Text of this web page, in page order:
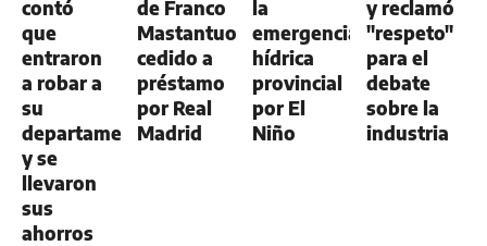
contó
que
entraron
a robar a
su
departamento
y se
llevaron
sus
ahorros
de Franco
Mastantuono,
cedido a
préstamo
por Real
Madrid
la
emergencia
hídrica
provincial
por El
Niño
y reclamó
"respeto"
para el
debate
sobre la
industria